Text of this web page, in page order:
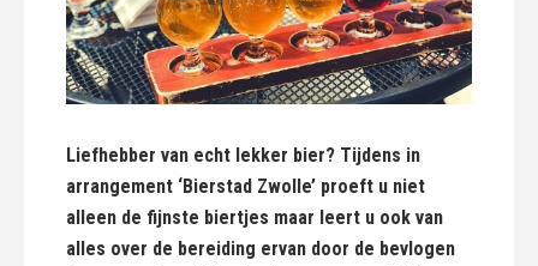
Liefhebber van echt lekker bier? Tijdens in
arrangement ‘Bierstad Zwolle’ proeft u niet
alleen de fijnste biertjes maar leert u ook van
alles over de bereiding ervan door de bevlogen